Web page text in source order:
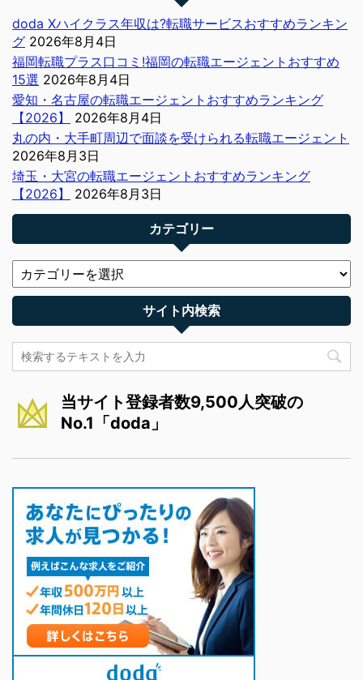
doda Xハイクラス年収は?転職サービスおすすめランキン
グ 2026年8月4日
福岡転職プラス口コミ!福岡の転職エージェントおすすめ
15選 2026年8月4日
愛知・名古屋の転職エージェントおすすめランキング
【2026】
2026年8月4日
丸の内・大手町周辺で面談を受けられる転職エージェント
2026年8月3日
埼玉・大宮の転職エージェントおすすめランキング
【2026】
2026年8月3日
カテゴリー
サイト内検索
当サイト登録者数9,500人突破の
No.1「doda」